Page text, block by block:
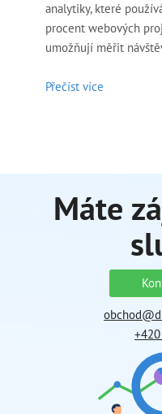
analytiky, které
procent webových
umožňují měřit
Přečíst více
Máte